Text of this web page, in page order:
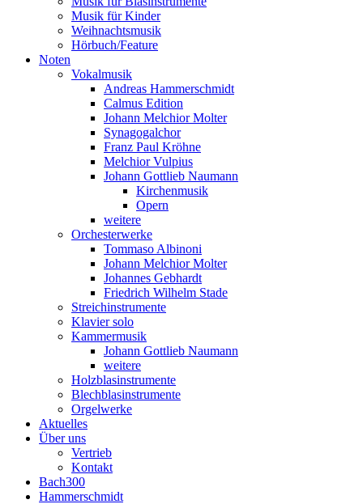
Musik für Kinder
Weihnachtsmusik
Hörbuch/Feature
Noten
Vokalmusik
Andreas Hammerschmidt
Calmus Edition
Johann Melchior Molter
Synagogalchor
Franz Paul Kröhne
Melchior Vulpius
Johann Gottlieb Naumann
Kirchenmusik
Opern
weitere
Orchesterwerke
Tommaso Albinoni
Johann Melchior Molter
Johannes Gebhardt
Friedrich Wilhelm Stade
Streichinstrumente
Klavier solo
Kammermusik
Johann Gottlieb Naumann
weitere
Holzblasinstrumente
Blechblasinstrumente
Orgelwerke
Aktuelles
Über uns
Vertrieb
Kontakt
Bach300
Hammerschmidt